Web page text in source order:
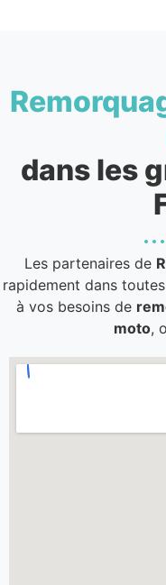
dans les
Les partenaires de
rapidement dans
à vos besoins de
moto,